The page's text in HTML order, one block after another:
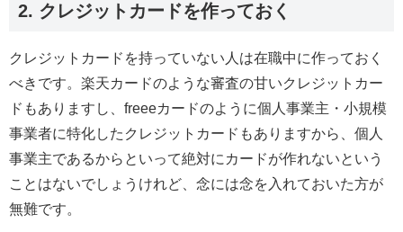
2. クレジットカードを作っておく
クレジットカードを持っていない人は在職中に作っておく
べきです。楽天カードのような審査の甘いクレジットカー
ドもありますし、freeeカードのように個人事業主・小規模
事業者に特化したクレジットカードもありますから、個人
事業主であるからといって絶対にカードが作れないという
ことはないでしょうけれど、念には念を入れておいた方が
無難です。